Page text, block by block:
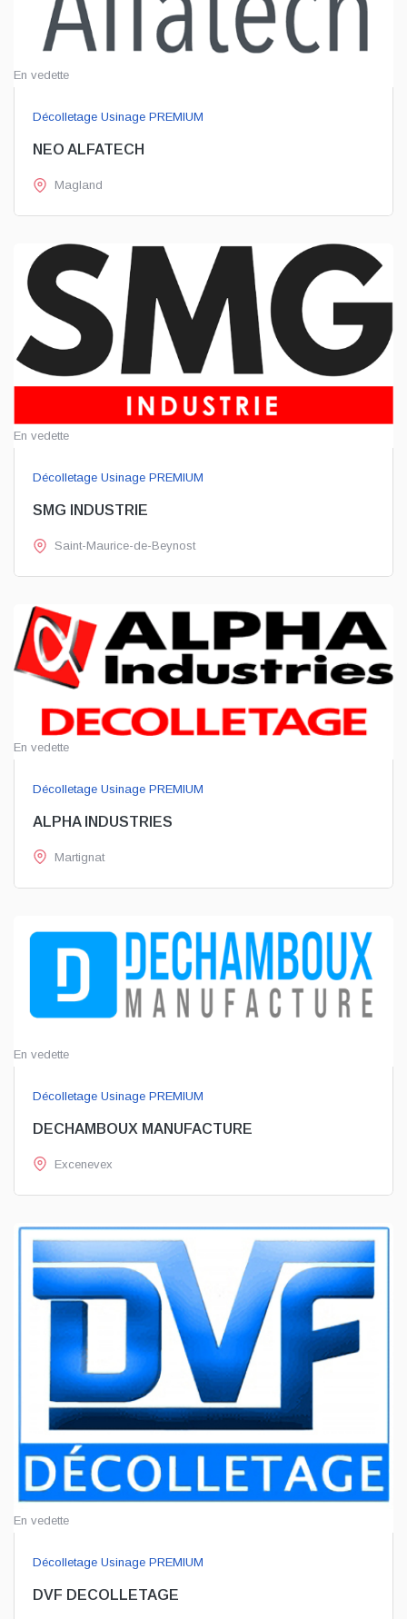
En vedette
Décolletage Usinage PREMIUM
NEO ALFATECH
Magland
En vedette
Décolletage Usinage PREMIUM
SMG INDUSTRIE
Saint-Maurice-de-Beynost
En vedette
Décolletage Usinage PREMIUM
ALPHA INDUSTRIES
Martignat
En vedette
Décolletage Usinage PREMIUM
DECHAMBOUX MANUFACTURE
Excenevex
En vedette
Décolletage Usinage PREMIUM
DVF DECOLLETAGE